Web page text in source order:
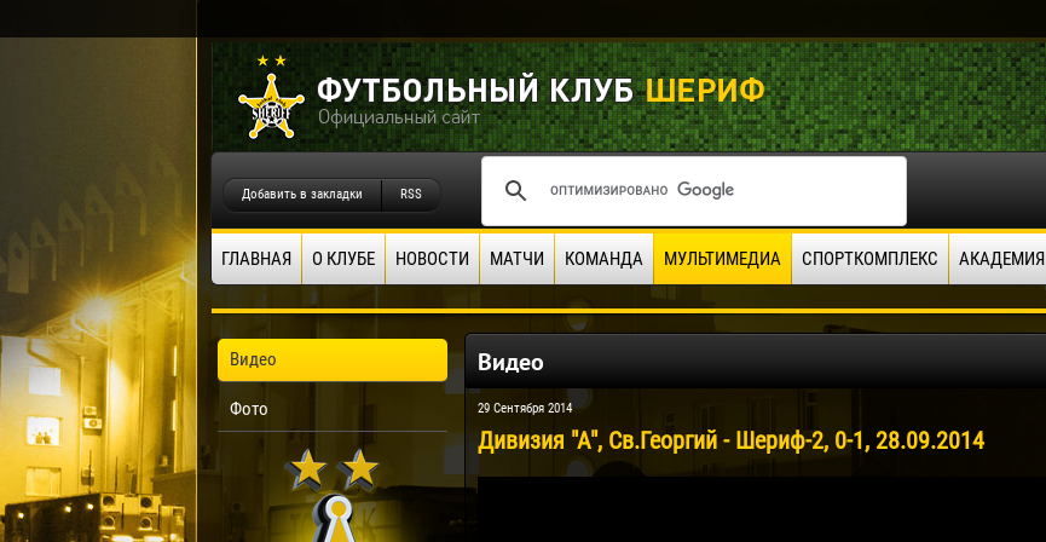
Добавить в закладки RSS
ГЛАВНАЯ О КЛУБЕ НОВОСТИ МАТЧИ КОМАНДА МУЛЬТИМЕДИА СПОРТКОМПЛЕКС АКАДЕМИЯ
Видео
Фото
Видео
29 Сентября 2014
Дивизия "А", Св.Георгий - Шериф-2, 0-1, 28.09.2014